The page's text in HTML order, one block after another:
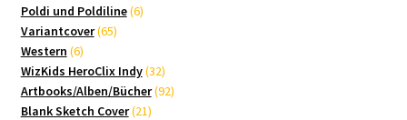
Produkte
Poldi und Poldiline 66
Variantcover 6565
Western 66
Produkte
WizKids HeroClix Indy 3232
Produkte
Artbooks/Alben/Bücher 9292
Blank Sketch Cover 2121